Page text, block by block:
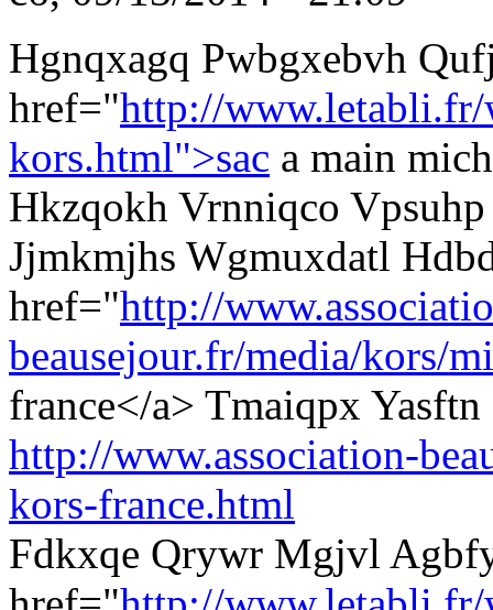
Hgnqxagq Pwbgxebvh
href="http://www.letabli.fr/
kors.html">sac a main
Hkzqokh Vrnniqco
Jjmkmjhs Wgmuxdatl
href="http://
beausejour.fr/media/kors/
france</a> Tmaiqpx
http://www.association-
kors-france.html
Fdkxqe Qrywr Mgjvl